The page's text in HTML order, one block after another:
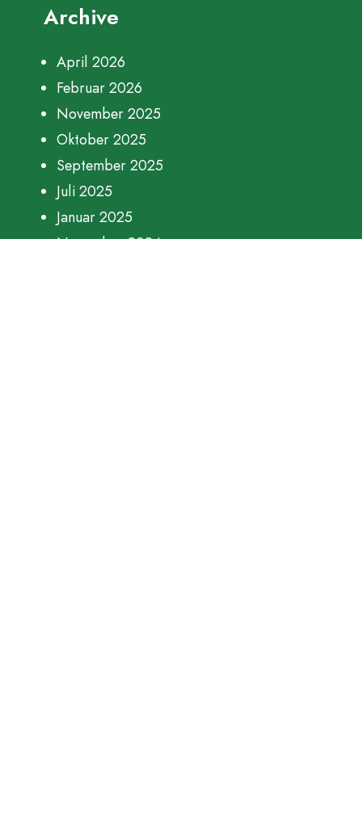
Archive
April 2026
Februar 2026
November 2025
Oktober 2025
September 2025
Juli 2025
Januar 2025
November 2024